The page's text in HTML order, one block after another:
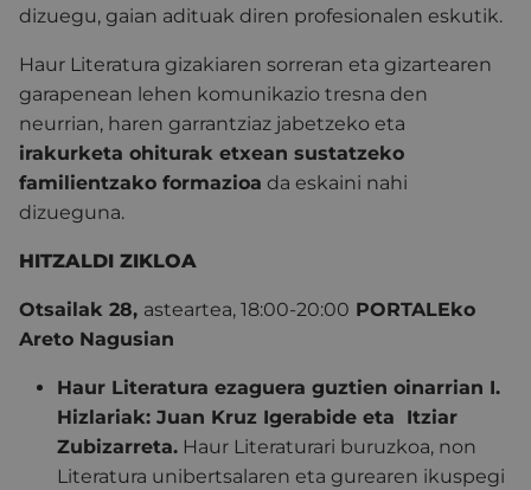
dizuegu, gaian adituak diren profesionalen eskutik.
Haur Literatura gizakiaren sorreran eta gizartearen
garapenean lehen komunikazio tresna den
neurrian, haren garrantziaz jabetzeko eta
irakurketa ohiturak etxean sustatzeko
familientzako formazioa da eskaini nahi
dizueguna.
HITZALDI ZIKLOA
Otsailak 28, asteartea, 18:00-20:00 PORTALEko
Areto Nagusian
Haur Literatura ezaguera guztien oinarrian I.
Hizlariak: Juan Kruz Igerabide eta Itziar
Zubizarreta. Haur Literaturari buruzkoa, non
Literatura unibertsalaren eta gurearen ikuspegi